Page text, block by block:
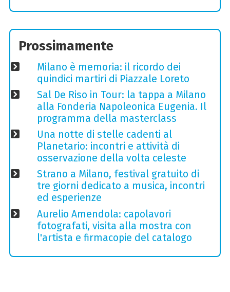
Prossimamente
Milano è memoria: il ricordo dei
quindici martiri di Piazzale Loreto
Sal De Riso in Tour: la tappa a Milano
alla Fonderia Napoleonica Eugenia. Il
programma della masterclass
Una notte di stelle cadenti al
Planetario: incontri e attività di
osservazione della volta celeste
Strano a Milano, festival gratuito di
tre giorni dedicato a musica, incontri
ed esperienze
Aurelio Amendola: capolavori
fotografati, visita alla mostra con
l'artista e firmacopie del catalogo